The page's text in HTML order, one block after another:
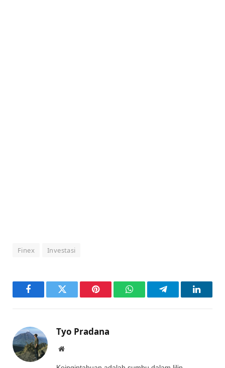
Finex Investasi
FacebookTwitter Pinterest WhatsAppTelegram
Tyo Pradana
Website